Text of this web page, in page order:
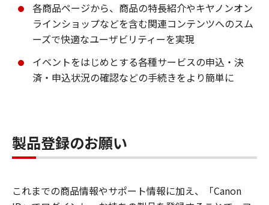
各商品ページから、商品の特長紹介やキヤノンオン
ラインショップなどを含む関連コンテンツへのスム
ーズで快適なユーザビリティーを実現
イベントをはじめとする各種サービスの申込・決
済・申込状況の確認などの手続きをより簡単に
製品登録のお願い
これまでの商品情報やサポート情報に加え、「Canon